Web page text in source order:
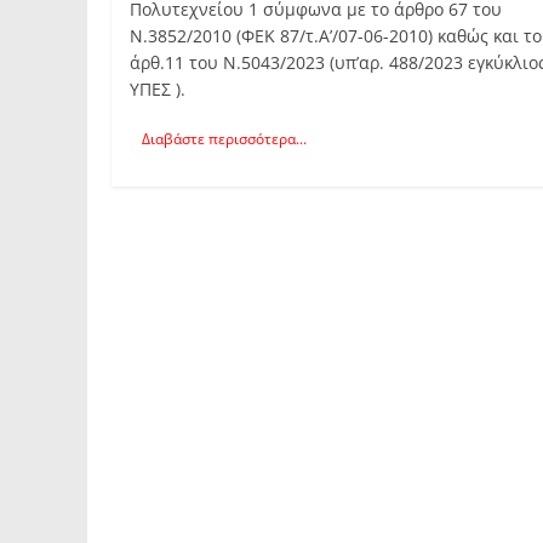
Πολυτεχνείου 1 σύμφωνα με το άρθρο 67 του
Ν.3852/2010 (ΦΕΚ 87/τ.Α’/07-06-2010) καθώς και το
άρθ.11 του Ν.5043/2023 (υπ’αρ. 488/2023
ΥΠΕΣ ).
Διαβάστε περισσότερα...